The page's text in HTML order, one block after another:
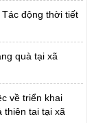
động thời tiết
quà tại xã
về triển khai
thiên tai tại xã